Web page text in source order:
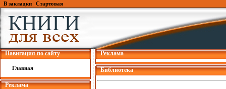
В закладки Стартовая
Навигация по сайту
Главная
Реклама
Реклама
Библиотека